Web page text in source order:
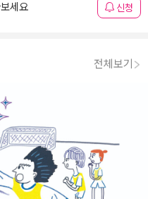
세요 신청
전체보기